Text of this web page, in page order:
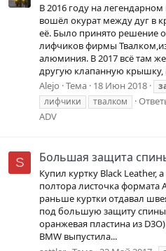
В 2016 году на
вошёл окурат между дуг в
её. Было принято решение
лифчиков фирмы
алюминия. В 2017 всё там
другую клапанную крышку,
Alejo Тема 18 Июн 2018
лифчики
твалком
ADV
S Большая защита
Купил куртку Black Leather,
полтора листочка
раньше куртки отдавал
под большую защиту спины
оранжевая пластина из
BMW выпустила...